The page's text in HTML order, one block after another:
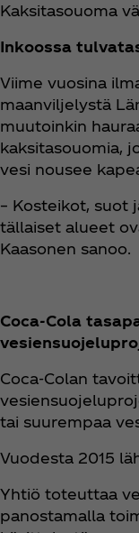
Kaksitasouoma
Inkoossa
Viime vuosina
maanviljelystä
muutoinkin
kaksitasouomia,
vesi nousee
– Kosteikot, suot
tällaiset alueet
Kaasonen sanoo.
Coca‑Cola
Coca‑Colan
tai suurempaa
Vuodesta 2015
Yhtiö toteuttaa
panostamalla